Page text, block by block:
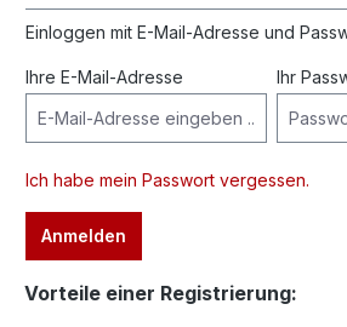
Einloggen mit E-Mail-Adresse und
Ihre E-Mail-Adresse Ihr
Ich habe mein Passwort vergessen.
Anmelden
Vorteile einer Registrierung: